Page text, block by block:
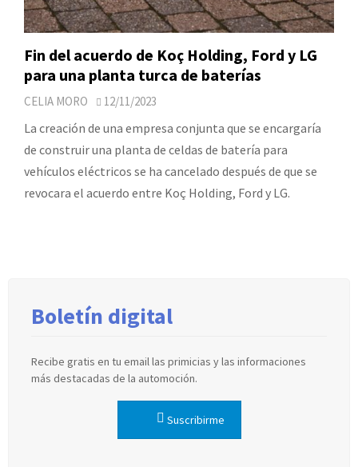
Fin del acuerdo de Koç Holding, Ford y LG
para una planta turca de baterías
CELIA MORO 12/11/2023
La creación de una empresa conjunta que se encargaría
de construir una planta de celdas de batería para
vehículos eléctricos se ha cancelado después de que se
revocara el acuerdo entre Koç Holding, Ford y LG.
Boletín digital
Recibe gratis en tu email las primicias y las informaciones
más destacadas de la automoción.
Suscribirme